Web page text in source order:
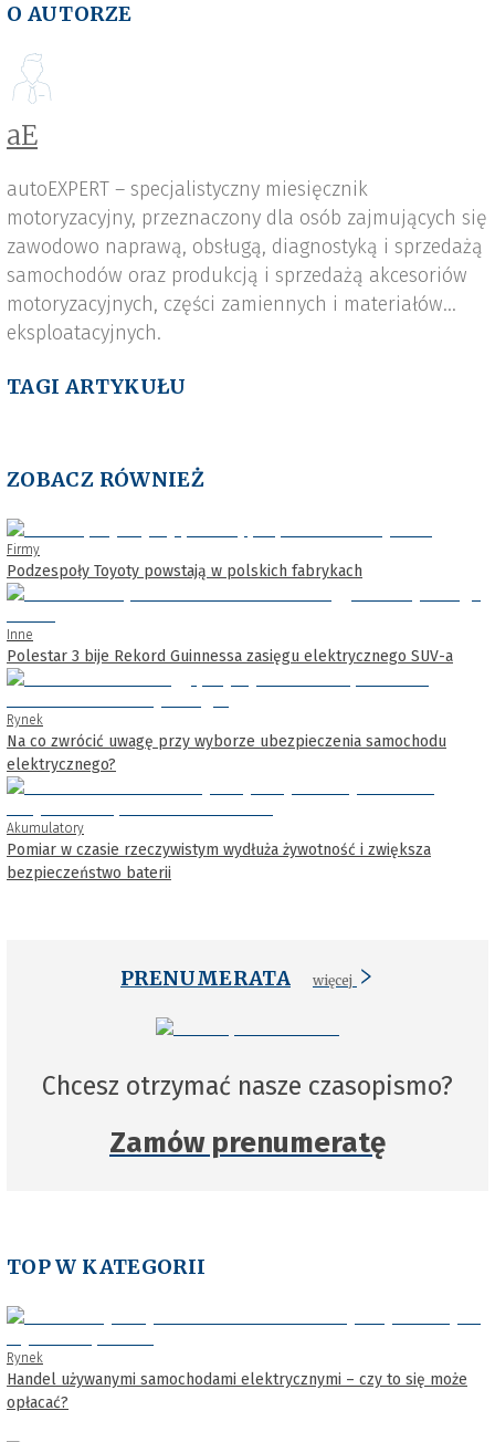
O AUTORZE
aE
autoEXPERT – specjalistyczny miesięcznik
motoryzacyjny, przeznaczony dla osób zajmujących się
zawodowo naprawą, obsługą, diagnostyką i sprzedażą
samochodów oraz produkcją i sprzedażą akcesoriów
motoryzacyjnych, części zamiennych i materiałów
eksploatacyjnych.
TAGI ARTYKUŁU
ZOBACZ RÓWNIEŻ
Firmy
Podzespoły Toyoty powstają w polskich fabrykach
Inne
Polestar 3 bije Rekord Guinnessa zasięgu elektrycznego SUV-a
Rynek
Na co zwrócić uwagę przy wyborze ubezpieczenia samochodu
elektrycznego?
Akumulatory
Pomiar w czasie rzeczywistym wydłuża żywotność i zwiększa
bezpieczeństwo baterii
PRENUMERATA więcej
Chcesz otrzymać nasze czasopismo?
Zamów prenumeratę
TOP W KATEGORII
Rynek
Handel używanymi samochodami elektrycznymi – czy to się może
opłacać?